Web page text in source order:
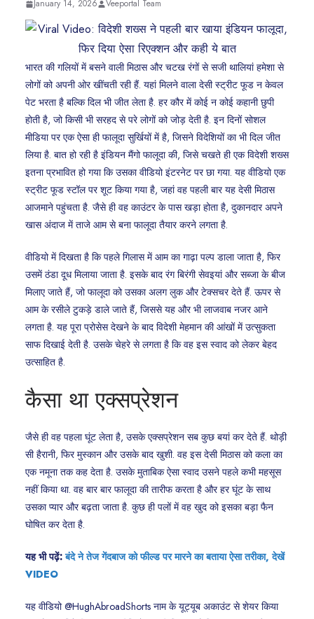
January 14, 2026 Veeportal Team
भारत की गलियों में बसने वाली मिठास और चटख रंगों से सजी थालियां हमेशा से
लोगों को अपनी ओर खींचती रही हैं. यहां मिलने वाला देसी स्ट्रीट फूड न केवल
पेट भरता है बल्कि दिल भी जीत लेता है. हर कौर में कोई न कोई कहानी छुपी
होती है, जो किसी भी सरहद से परे लोगों को जोड़ देती है. इन दिनों सोशल
मीडिया पर एक ऐसा ही फालूदा सुर्खियों में है, जिसने विदेशियों का भी दिल जीत
लिया है. बात हो रही है इंडियन मैंगो फालूदा की, जिसे चखते ही एक विदेशी शख्स
इतना प्रभावित हो गया कि उसका वीडियो इंटरनेट पर छा गया. यह वीडियो एक
स्ट्रीट फूड स्टॉल पर शूट किया गया है, जहां वह पहली बार यह देसी मिठास
आजमाने पहुंचता है. जैसे ही वह काउंटर के पास खड़ा होता है, दुकानदार अपने
खास अंदाज में ताजे आम से बना फालूदा तैयार करने लगता है.
वीडियो में दिखता है कि पहले गिलास में आम का गाढ़ा पल्प डाला जाता है, फिर
उसमें ठंडा दूध मिलाया जाता है. इसके बाद रंग बिरंगी सेवइयां और सब्जा के बीज
मिलाए जाते हैं, जो फालूदा को उसका अलग लुक और टेक्सचर देते हैं. ऊपर से
आम के रसीले टुकड़े डाले जाते हैं, जिससे यह और भी लाजवाब नजर आने
लगता है. यह पूरा प्रोसेस देखने के बाद विदेशी मेहमान की आंखों में उत्सुकता
साफ दिखाई देती है. उसके चेहरे से लगता है कि वह इस स्वाद को लेकर बेहद
उत्साहित है.
कैसा था एक्सप्रेशन
जैसे ही वह पहला घूंट लेता है, उसके एक्सप्रेशन सब कुछ बयां कर देते हैं. थोड़ी
सी हैरानी, फिर मुस्कान और उसके बाद खुशी. वह इस देसी मिठास को कला का
एक नमूना तक कह देता है. उसके मुताबिक ऐसा स्वाद उसने पहले कभी महसूस
नहीं किया था. वह बार बार फालूदा की तारीफ करता है और हर घूंट के साथ
उसका प्यार और बढ़ता जाता है. कुछ ही पलों में वह खुद को इसका बड़ा फैन
घोषित कर देता है.
यह भी पढ़ें:बंदे ने तेज गेंदबाज को फील्ड पर मारने का बताया ऐसा तरीका, देखें
VIDEO
यह वीडियो @HughAbroadShorts नाम के यूट्यूब अकाउंट से शेयर किया